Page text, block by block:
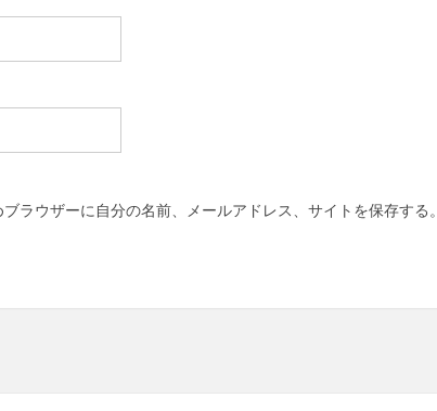
ラウザーに自分の名前、メールアドレス、サイトを保存する。